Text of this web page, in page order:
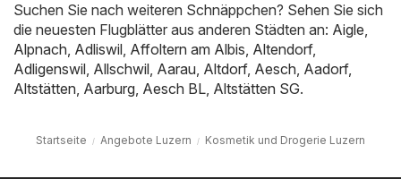
Suchen Sie nach weiteren Schnäppchen? Sehen Sie sich
die neuesten Flugblätter aus anderen Städten an: Aigle,
Alpnach, Adliswil, Affoltern am Albis, Altendorf,
Adligenswil, Allschwil, Aarau, Altdorf, Aesch, Aadorf,
Altstätten, Aarburg, Aesch BL, Altstätten SG.
Startseite Angebote Luzern Kosmetik und Drogerie Luzern